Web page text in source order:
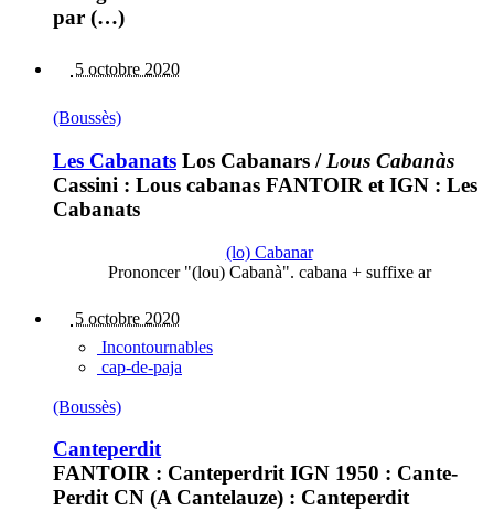
par (…)
5 octobre 2020
(Boussès)
Les Cabanats Los Cabanars / Lous Cabanàs
Cassini : Lous cabanas FANTOIR et IGN : Les
Cabanats
(lo) Cabanar
Prononcer "(lou) Cabanà". cabana + suffixe ar
5 octobre 2020
Incontournables
cap-de-paja
(Boussès)
Canteperdit
FANTOIR : Canteperdrit IGN 1950 : Cante-
Perdit CN (A Cantelauze) : Canteperdit